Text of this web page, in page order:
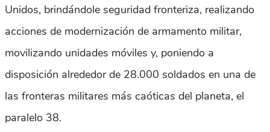
Unidos, brindándole seguridad fronteriza, realizando
acciones de modernización de armamento militar,
movilizando unidades móviles y, poniendo a
disposición alrededor de 28.000 soldados en una de
las fronteras militares más caóticas del planeta, el
paralelo 38.